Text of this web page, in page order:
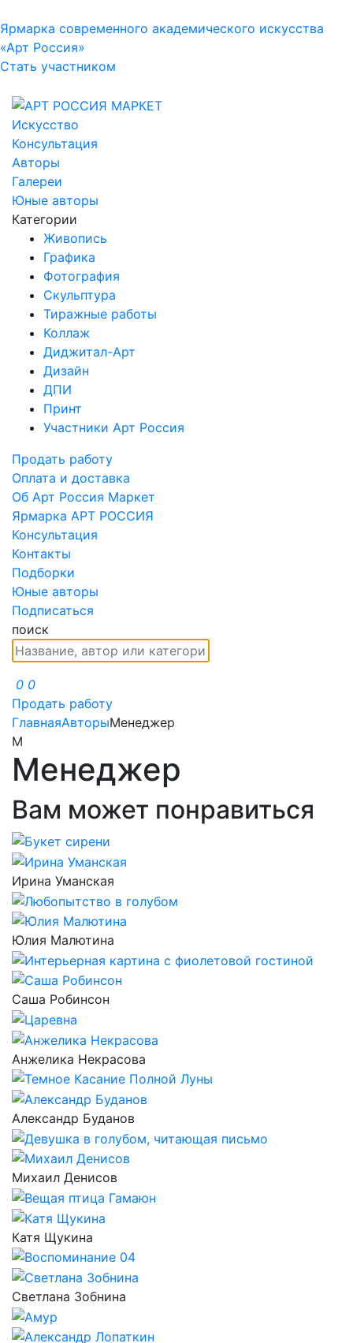
Ярмарка современного академического искусства
«Арт Россия»
Стать участником
Искусство
Консультация
Авторы
Галереи
Юные авторы
Категории
Живопись
Графика
Фотография
Скульптура
Тиражные работы
Коллаж
Диджитал-Арт
Дизайн
ДПИ
Принт
Участники Арт Россия
Продать работу
Оплата и доставка
Об Арт Россия Маркет
Ярмарка АРТ РОССИЯ
Консультация
Контакты
Подборки
Юные авторы
Подписаться
поиск
0 0
Продать работу
ГлавнаяАвторыМенеджер
М
Менеджер
Вам может понравиться
Ирина Уманская
Юлия Малютина
Саша Робинсон
Анжелика Некрасова
Александр Буданов
Михаил Денисов
Катя Щукина
Светлана Зобнина